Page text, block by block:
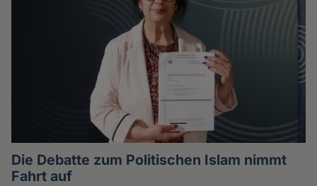
Die Debatte zum Politischen Islam nimmt
Fahrt auf